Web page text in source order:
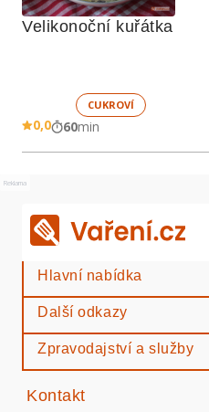
Velikonoční kuřátka
CUKROVÍ
0,0 60min
Reklama
Hlavní nabídka
Další odkazy
Zpravodajství a služby
Kontakt